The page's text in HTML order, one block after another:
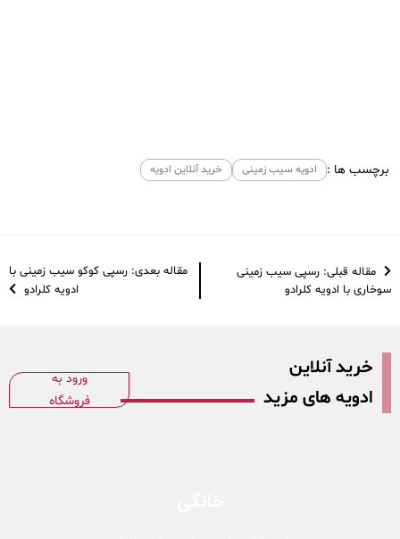
برچسب ها : ادویه سیب زمینی خرید آنلاین ادویه
مقاله قبلی: رسپی سیب زمینی
سوخاری با ادویه کلرادو
مقاله بعدی: رسپی کوکو سیب زمینی با
ادویه کلرادو
خرید آنلاین
ادویه های مزید
ورود به
فروشگاه